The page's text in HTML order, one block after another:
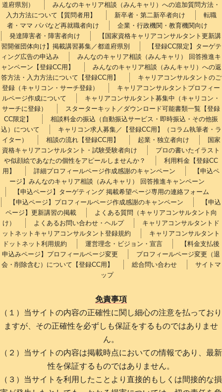
道府県別）
みんなのキャリア相談（みんキャリ）への追加質問方法・
入力方法について【質問者用】
新卒者・第二新卒者向け
転職
者・ママ パパなど再就職者向け
企業・行政機関・教育機関向け
発達障害者・障害者向け
【国家資格キャリアコンサルタント更新講
習開催団体向け】掲載講習募集／都道府県別
【登録CC限定】ターゲテ
ィング広告の申込み
みんなのキャリア相談（みんキャリ） 回答推進キ
ャンペーン【登録CC用】
みんなのキャリア相談（みんキャリ）への返
答方法・入力方法について【登録CC用】
キャリアコンサルタントのご
登録（キャリコン・サーチ登録）
キャリアコンサルタントプロフィー
ルページ作成について
キャリアコンサルタント募集中（キャリコン・
サーチに登録）
スターターキット／ダウンロード可能書類一覧【登録
CC限定】
相談料金の振込（自動振込サービス・即時振込・その他振
込）について
キャリコン求人募集／【登録CC用】（コラム執筆者・ラ
イター）
相談の流れ【登録CC用】 起業・独立者向け
国家
資格キャリアコンサルタント・試験受験者向け
プロの書いたイラスト
や似顔絵であなたの個性をアピールしませんか？
利用料金【登録CC
用】
詳細プロフィールページ作成感謝のキャンペーン
【申込ペ
ージ】みんなのキャリア相談（みんキャリ） 回答推進キャンペーン
【申込ページ】ターゲティング 掲載希望ページ専用の連絡フォーム
【申込ページ】プロフィールページ作成感謝のキャンペーン
【申込
ページ】更新講習の掲載
よくある質問（キャリアコンサルタント向
け）
よくあるお問い合わせ・ヘルプ
キャリアコンサルタントド
ットネットキャリアコンサルタント登録規約
キャリアコンサルタント
ドットネット利用規約
運営理念・ビジョン・宣言
【料金支払後
申込みページ】プロフィールページ変更
プロフィールページ変更（退
会・削除含む）について【登録CC用】
総合問い合わせ
サイトマ
ップ
免責事項
（１）当サイトの内容の正確性に関し細心の注意を払っており
ますが、その正確性を必ずしも保証をするものではありませ
ん。
（２）当サイトの内容は掲載時点においての情報であり、最新
性を保証するものではありません。
（３）当サイトを利用したことより直接的もしくは間接的な損